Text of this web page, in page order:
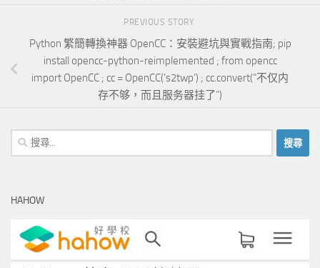
PREVIOUS STORY
Python 繁簡轉換神器 OpenCC：安裝避坑與實戰指南; pip
install opencc-python-reimplemented ; from opencc
import OpenCC ; cc = OpenCC(‘s2twp’) ; cc.convert(“不仅内
存不够，而且服务器挂了”)
搜
尋
字:
HAHOW